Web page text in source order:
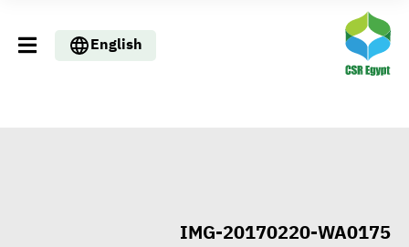
English
IMG-20170220-WA0175